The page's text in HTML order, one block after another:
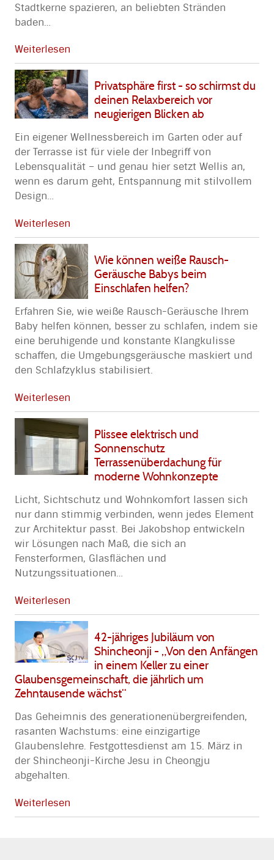
Stadtkerne spazieren, an beliebten Stränden
baden…
Weiterlesen
Privatsphäre first - so schirmst du
deinen Relaxbereich vor
neugierigen Blicken ab
Ein eigener Wellnessbereich im Garten oder auf
der Terrasse ist für viele der Inbegriff von
Lebensqualität – und genau hier setzt Wellis an,
wenn es darum geht, Entspannung mit stilvollem
Design…
Weiterlesen
Wie können weiße Rausch-
Geräusche Babys beim
Einschlafen helfen?
Erfahren Sie, wie weiße Rausch-Geräusche Ihrem
Baby helfen können, besser zu schlafen, indem sie
eine beruhigende und konstante Klangkulisse
schaffen, die Umgebungsgeräusche maskiert und
den Schlafzyklus stabilisiert.
Weiterlesen
Plissee elektrisch und
Sonnenschutz
Terrassenüberdachung für
moderne Wohnkonzepte
Licht, Sichtschutz und Wohnkomfort lassen sich
nur dann stimmig verbinden, wenn jedes Element
zur Architektur passt. Bei Jakobshop entwickeln
wir Lösungen nach Maß, die sich an
Fensterformen, Glasflächen und
Nutzungssituationen…
Weiterlesen
42-jähriges Jubiläum von
Shincheonji - „Von den Anfängen
in einem Keller zu einer
Glaubensgemeinschaft, die jährlich um
Zehntausende wächst“
Das Geheimnis des generationenübergreifenden,
rasanten Wachstums: eine einzigartige
Glaubenslehre. Festgottesdienst am 15. März in
der Shincheonji-Kirche Jesu in Cheongju
abgehalten.
Weiterlesen